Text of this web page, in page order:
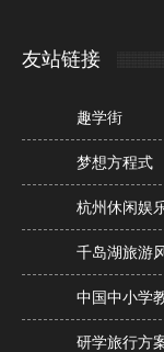
友站链接
趣学街
梦想方程式
杭州休闲娱
千岛湖旅游
中国中小学
研学旅行方